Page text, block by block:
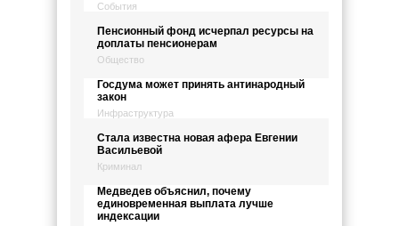
События
Пенсионный фонд исчерпал ресурсы на
доплаты пенсионерам
Общество
Госдума может принять антинародный
закон
Инфраструктура
Стала известна новая афера Евгении
Васильевой
Криминал
Медведев объяснил, почему
единовременная выплата лучше
индексации